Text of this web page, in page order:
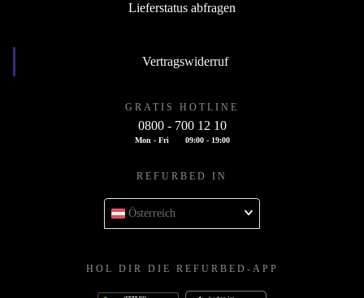
Lieferstatus abfragen
Vertragswiderruf
GRATIS HOTLINE
0800 - 700 12 10
Mon - Fri 09:00 - 19:00
REFURBED IN
Österreich
HOL DIR DIE REFURBED-APP